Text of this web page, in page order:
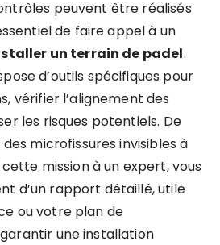
peuvent être réalisés
de faire appel à un
un terrain de padel.
d’outils spécifiques pour
vérifier l’alignement des
les risques potentiels. De
microfissures invisibles à
mission à un expert, vous
d’un rapport détaillé, utile
ou votre plan de
une installation